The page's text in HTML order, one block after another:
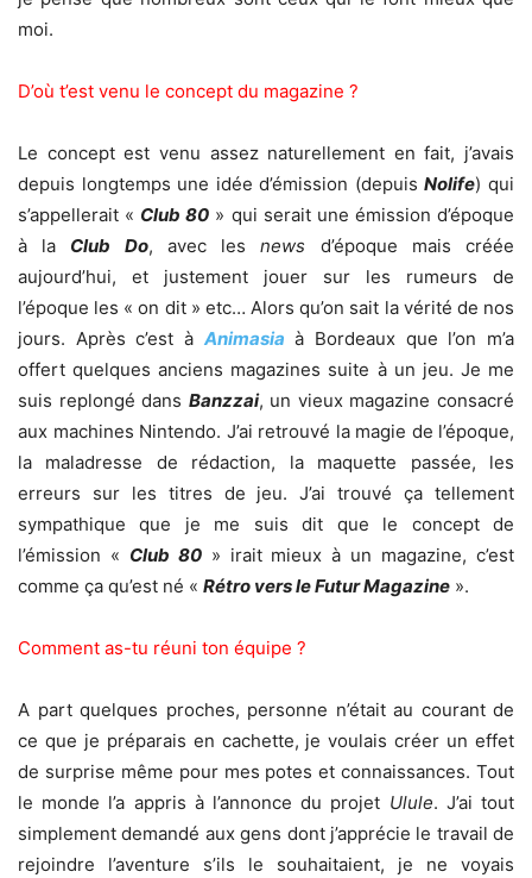
moi.
D’où t’est venu le concept du magazine ?
Le concept est venu assez naturellement en fait, j’avais
depuis longtemps une idée d’émission (depuisNolife) qui
s’appellerait « Club 80 » qui serait une émission d’époque
à la Club Do, avec lesnews d’époque mais créée
aujourd’hui, et justement jouer sur les rumeurs de
l’époque les « on dit » etc… Alors qu’on sait la vérité de nos
jours. Après c’est à Animasia à Bordeaux que l’on m’a
offert quelques anciens magazines suite à un jeu. Je me
suis replongé dans Banzzai, un vieux magazine consacré
aux machines Nintendo. J’ai retrouvé la magie de l’époque,
la maladresse de rédaction, la maquette passée, les
erreurs sur les titres de jeu. J’ai trouvé ça tellement
sympathique que je me suis dit que le concept de
l’émission « Club 80» irait mieux à un magazine, c’est
comme ça qu’est né « Rétro vers le Futur Magazine ».
Comment as-tu réuni ton équipe ?
A part quelques proches, personne n’était au courant de
ce que je préparais en cachette, je voulais créer un effet
de surprise même pour mes potes et connaissances. Tout
le monde l’a appris à l’annonce du projet Ulule. J’ai tout
simplement demandé aux gens dont j’apprécie le travail de
rejoindre l’aventure s’ils le souhaitaient, je ne voyais